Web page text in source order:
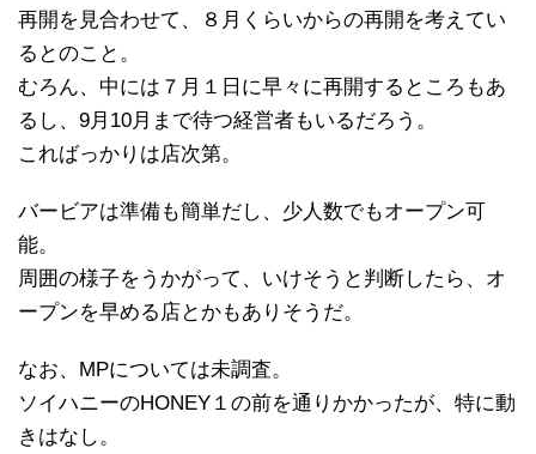
再開を見合わせて、８月くらいからの再開を考えてい
るとのこと。
むろん、中には７月１日に早々に再開するところもあ
るし、9月10月まで待つ経営者もいるだろう。
こればっかりは店次第。
バービアは準備も簡単だし、少人数でもオープン可
能。
周囲の様子をうかがって、いけそうと判断したら、オ
ープンを早める店とかもありそうだ。
なお、MPについては未調査。
ソイハニーのHONEY１の前を通りかかったが、特に動
きはなし。